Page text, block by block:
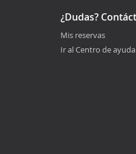
¿Dudas?
Mis reservas
Ir al Centro de ayuda